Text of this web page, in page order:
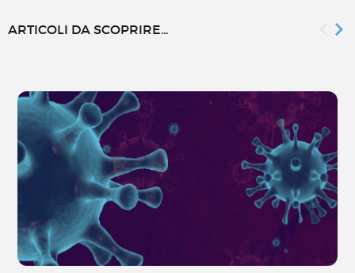
ARTICOLI DA SCOPRIRE...